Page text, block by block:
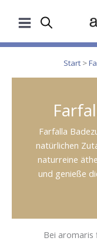
Inhalt
Start>
Farfalla
natürlichen
naturreine
und genieße
Bei aromaris